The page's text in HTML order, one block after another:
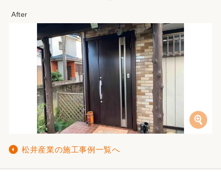
松井産業の施工事例一覧へ